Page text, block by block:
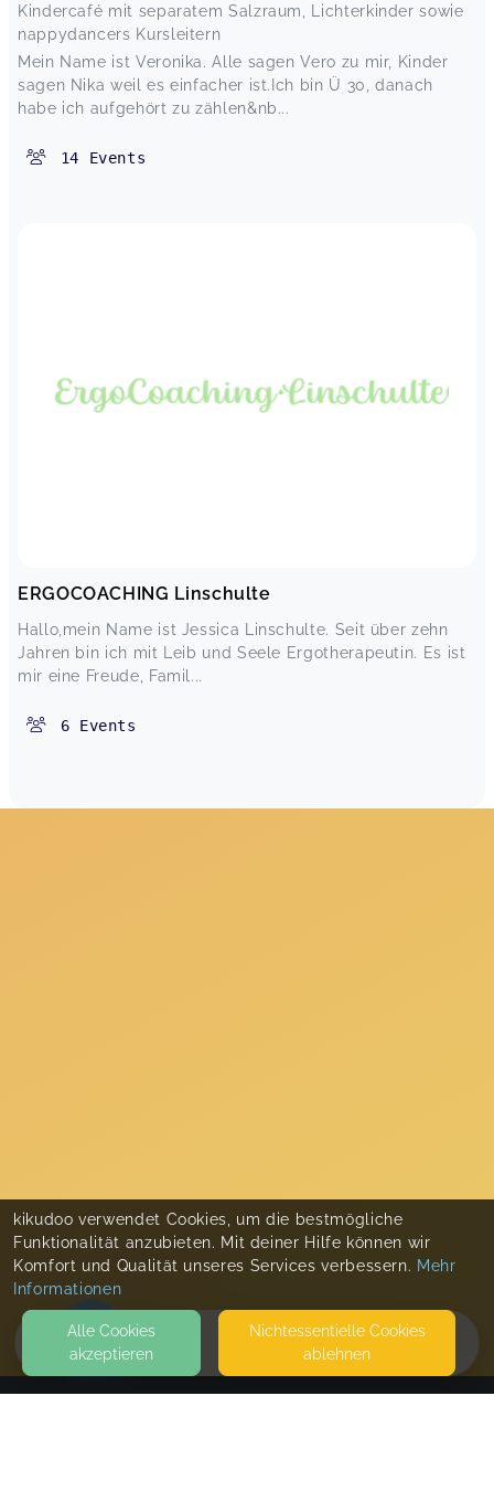
HOME
Kindercafé mit separatem Salzraum, Lichterkinder sowie
nappydancers Kursleitern
Mein Name ist Veronika. Alle sagen Vero zu mir, Kinder
sagen Nika weil es einfacher ist.Ich bin Ü 30, danach
habe ich aufgehört zu zählen&nb...
14 Events
ERGOCOACHING Linschulte
Hallo,mein Name ist Jessica Linschulte. Seit über zehn
Jahren bin ich mit Leib und Seele Ergotherapeutin. Es ist
mir eine Freude, Famil...
6 Events
kikudoo verwendet Cookies, um die bestmögliche
Funktionalität anzubieten. Mit deiner Hilfe können wir
Komfort und Qualität unseres Services verbessern. Mehr
Informationen
Alle Cookies
akzeptieren
Nicht­essentielle Cookies
ablehnen